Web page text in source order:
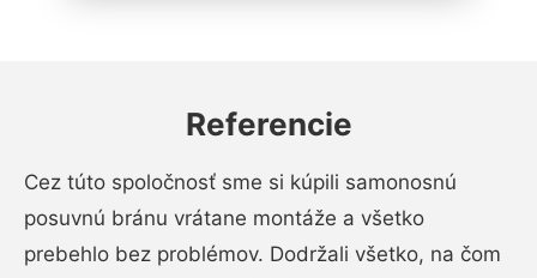
Referencie
Cez túto spoločnosť sme si kúpili samonosnú
posuvnú bránu vrátane montáže a všetko
prebehlo bez problémov. Dodržali všetko, na čom